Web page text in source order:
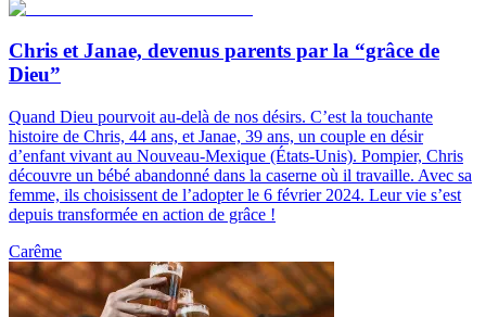
Chris et Janae, devenus parents par la “grâce de
Dieu”
Quand Dieu pourvoit au-delà de nos désirs. C’est la touchante
histoire de Chris, 44 ans, et Janae, 39 ans, un couple en désir
d’enfant vivant au Nouveau-Mexique (États-Unis). Pompier, Chris
découvre un bébé abandonné dans la caserne où il travaille. Avec sa
femme, ils choisissent de l’adopter le 6 février 2024. Leur vie s’est
depuis transformée en action de grâce !
Carême